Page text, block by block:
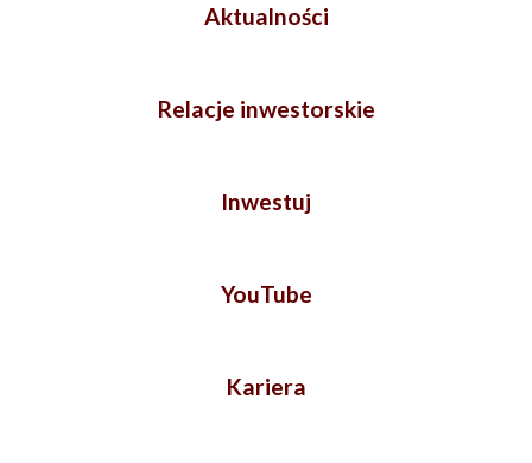
Aktualności
Relacje inwestorskie
Inwestuj
YouTube
Kariera